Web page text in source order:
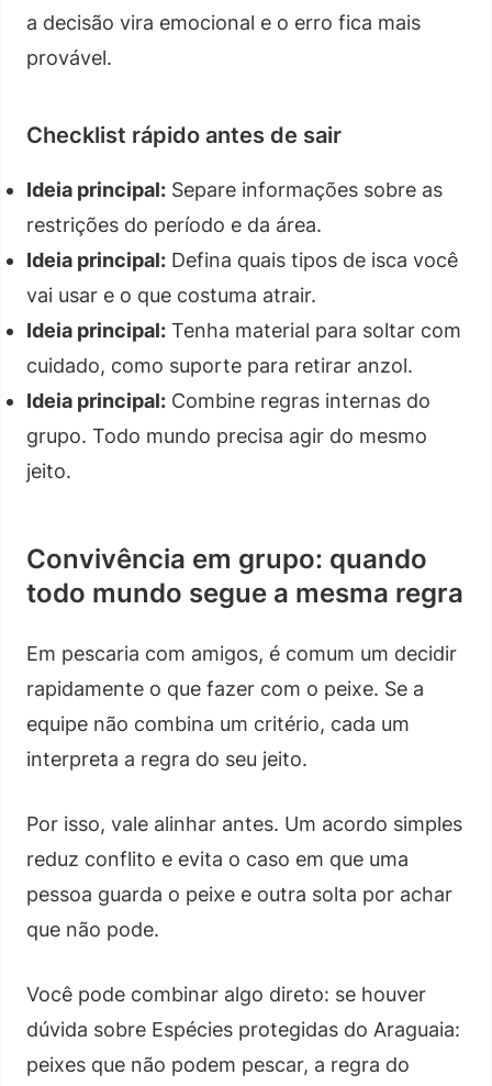
a decisão vira emocional e o erro fica mais
provável.
Checklist rápido antes de sair
Ideia principal: Separe informações sobre as
restrições do período e da área.
Ideia principal: Defina quais tipos de isca você
vai usar e o que costuma atrair.
Ideia principal: Tenha material para soltar com
cuidado, como suporte para retirar anzol.
Ideia principal: Combine regras internas do
grupo. Todo mundo precisa agir do mesmo
jeito.
Convivência em grupo: quando
todo mundo segue a mesma regra
Em pescaria com amigos, é comum um decidir
rapidamente o que fazer com o peixe. Se a
equipe não combina um critério, cada um
interpreta a regra do seu jeito.
Por isso, vale alinhar antes. Um acordo simples
reduz conflito e evita o caso em que uma
pessoa guarda o peixe e outra solta por achar
que não pode.
Você pode combinar algo direto: se houver
dúvida sobre Espécies protegidas do Araguaia:
peixes que não podem pescar, a regra do